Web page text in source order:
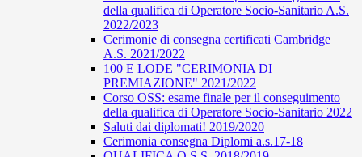
della qualifica di Operatore Socio-Sanitario A.S.
2022/2023
Cerimonie di consegna certificati Cambridge
A.S. 2021/2022
100 E LODE "CERIMONIA DI
PREMIAZIONE" 2021/2022
Corso OSS: esame finale per il conseguimento
della qualifica di Operatore Socio-Sanitario 2022
Saluti dai diplomati! 2019/2020
Cerimonia consegna Diplomi a.s.17-18